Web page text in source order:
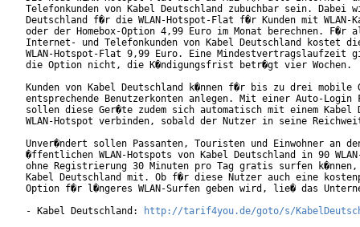
Telefonkunden von Kabel Deutschland zubuchbar sein. Dabei
Deutschland f�r die WLAN-Hotspot-Flat f�r Kunden mit WLAN-
oder der Homebox-Option 4,99 Euro im Monat berechnen. F�r
Internet- und Telefonkunden von Kabel Deutschland kostet
WLAN-Hotspot-Flat 9,99 Euro. Eine Mindestvertragslaufzeit
die Option nicht, die K�ndigungsfrist betr�gt vier Wochen.
Kunden von Kabel Deutschland k�nnen f�r bis zu drei mobile
entsprechende Benutzerkonten anlegen. Mit einer Auto-Login
sollen diese Ger�te zudem sich automatisch mit einem Kabel
WLAN-Hotspot verbinden, sobald der Nutzer in seine
Unver�ndert sollen Passanten, Touristen und Einwohner an
�ffentlichen WLAN-Hotspots von Kabel Deutschland in 90
ohne Registrierung 30 Minuten pro Tag gratis surfen
Kabel Deutschland mit. Ob f�r diese Nutzer auch eine
Option f�r l�ngeres WLAN-Surfen geben wird, lie� das
- Kabel Deutschland:
http://tarif4you.de/goto/s/